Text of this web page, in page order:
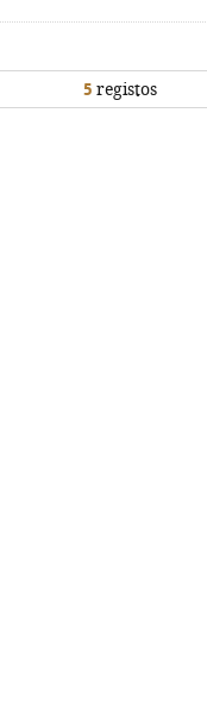
5 registos